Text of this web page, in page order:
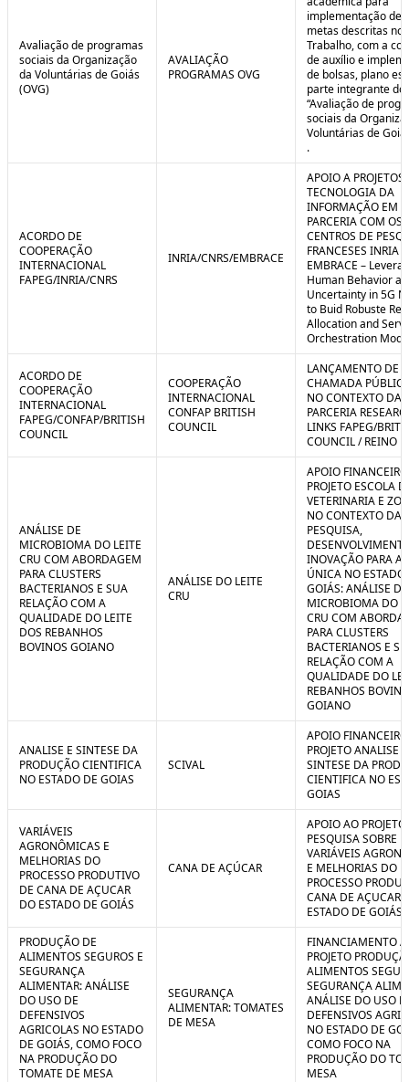
Avaliação de programas
sociais da Organização
da Voluntárias de Goiás
(OVG)
AVALIAÇÃO
PROGRAMAS OVG
implementação de
metas descritas no
Trabalho, com a
de auxílio e
de bolsas, plano
parte integrante do
“Avaliação de
sociais da
Voluntárias de
.
ACORDO DE
COOPERAÇÃO
INTERNACIONAL
FAPEG/INRIA/CNRS
INRIA/CNRS/EMBRACE
APOIO A PROJETOS
TECNOLOGIA DA
INFORMAÇÃO EM
PARCERIA COM OS
CENTROS DE
FRANCESES INRIA
EMBRACE –
Human Behavior
Uncertainty in 5G
to Buid Robuste
Allocation and
Orchestration
ACORDO DE
COOPERAÇÃO
INTERNACIONAL
FAPEG/CONFAP/BRITISH
COUNCIL
COOPERAÇÃO
INTERNACIONAL
CONFAP BRITISH
COUNCIL
LANÇAMENTO DE
CHAMADA
NO CONTEXTO DA
PARCERIA
LINKS FAPEG/
COUNCIL / REINO
ANÁLISE DE
MICROBIOMA DO LEITE
CRU COM ABORDAGEM
PARA CLUSTERS
BACTERIANOS E SUA
RELAÇÃO COM A
QUALIDADE DO LEITE
DOS REBANHOS
BOVINOS GOIANO
ANÁLISE DO LEITE
CRU
APOIO
PROJETO ESCOLA
VETERINARIA E
NO CONTEXTO DA
PESQUISA,
INOVAÇÃO PARA A
ÚNICA NO ESTADO
GOIÁS: ANÁLISE DE
MICROBIOMA DO
CRU COM
PARA CLUSTERS
BACTERIANOS E
RELAÇÃO COM A
QUALIDADE DO
REBANHOS
GOIANO
ANALISE E SINTESE DA
PRODUÇÃO CIENTIFICA
NO ESTADO DE GOIAS
SCIVAL
APOIO
PROJETO ANALISE E
SINTESE DA
CIENTIFICA NO
GOIAS
VARIÁVEIS
AGRONÔMICAS E
MELHORIAS DO
PROCESSO PRODUTIVO
DE CANA DE AÇUCAR
DO ESTADO DE GOIÁS
CANA DE AÇÚCAR
APOIO AO
PESQUISA SOBRE
VARIÁVEIS
E MELHORIAS DO
PROCESSO
CANA DE AÇUCAR
ESTADO DE GOIÁS
PRODUÇÃO DE
ALIMENTOS SEGUROS E
SEGURANÇA
ALIMENTAR: ANÁLISE
DO USO DE
DEFENSIVOS
AGRICOLAS NO ESTADO
DE GOIÁS, COMO FOCO
NA PRODUÇÃO DO
TOMATE DE MESA
SEGURANÇA
ALIMENTAR: TOMATES
DE MESA
FINANCIAMENTO
PROJETO
ALIMENTOS
SEGURANÇA
ANÁLISE DO USO
DEFENSIVOS
NO ESTADO DE
COMO FOCO NA
PRODUÇÃO DO
MESA